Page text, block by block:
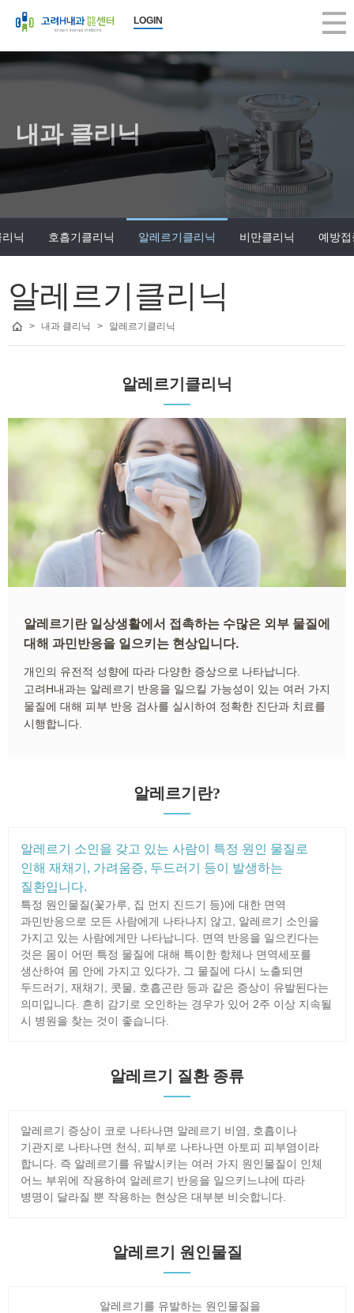
LOGIN
내과 클리닉
닉 호흡기클리닉 알레르기클리닉 비만클리닉 예방
알레르기클리닉
> 내과 클리닉 > 알레르기클리닉
알레르기클리닉
알레르기란 일상생활에서 접촉하는 수많은 외부 물질에
대해 과민반응을 일으키는 현상입니다.
개인의 유전적 성향에 따라 다양한 증상으로 나타납니다.
고려H내과는 알레르기 반응을 일으킬 가능성이 있는 여러 가지
물질에 대해 피부 반응 검사를 실시하여 정확한 진단과 치료를
시행합니다.
알레르기란?
알레르기 소인을 갖고 있는 사람이 특정 원인 물질로
인해 재채기, 가려움증, 두드러기 등이 발생하는
질환입니다.
특정 원인물질(꽃가루, 집 먼지 진드기 등)에 대한 면역
과민반응으로 모든 사람에게 나타나지 않고, 알레르기 소인을
가지고 있는 사람에게만 나타납니다. 면역 반응을 일으킨다는
것은 몸이 어떤 특정 물질에 대해 특이한 항체나 면역세포를
생산하여 몸 안에 가지고 있다가, 그 물질에 다시 노출되면
두드러기, 재채기, 콧물, 호흡곤란 등과 같은 증상이 유발된다는
의미입니다. 흔히 감기로 오인하는 경우가 있어 2주 이상 지속될
시 병원을 찾는 것이 좋습니다.
알레르기 질환 종류
알레르기 증상이 코로 나타나면 알레르기 비염, 호흡이나
기관지로 나타나면 천식, 피부로 나타나면 아토피 피부염이라
합니다. 즉 알레르기를 유발시키는 여러 가지 원인물질이 인체
어느 부위에 작용하여 알레르기 반응을 일으키느냐에 따라
병명이 달라질 뿐 작용하는 현상은 대부분 비슷합니다.
알레르기 원인물질
알레르기를 유발하는 원인물질을